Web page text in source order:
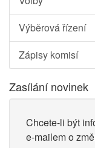
Výběrová řízení
Zápisy komisí
Zasílání novinek
Chcete-li být
e-mailem o